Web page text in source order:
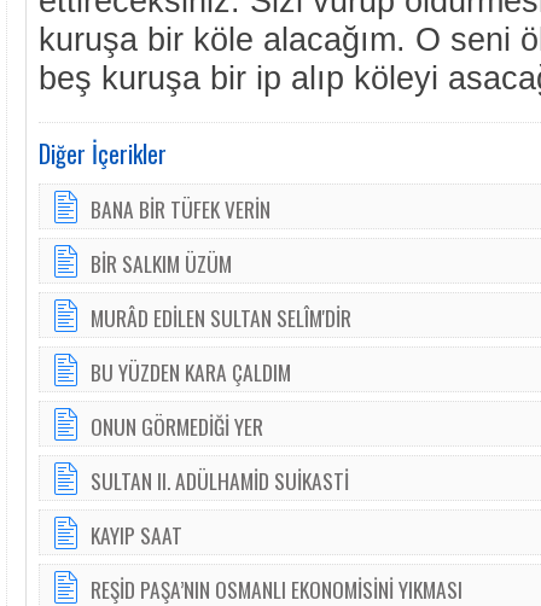
kuruşa bir köle alacağım. O seni
beş kuruşa bir ip alıp köleyi
Diğer İçerikler
BANA BİR TÜFEK VERİN
BİR SALKIM ÜZÜM
MURÂD EDİLEN SULTAN SELÎM'DİR
BU YÜZDEN KARA ÇALDIM
ONUN GÖRMEDİĞİ YER
SULTAN II. ADÜLHAMİD SUİKASTİ
KAYIP SAAT
REŞİD PAŞA’NIN OSMANLI EKONOMİSİNİ YIKMASI